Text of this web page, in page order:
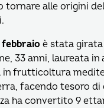
tornare alle origini
febbraio è stata girata
33 anni, laureata
frutticoltura
facendo tesoro
ha convertito 9